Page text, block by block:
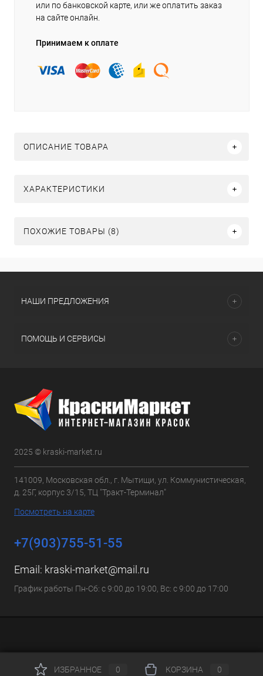
или по банковской карте, или же оплатить заказ
на сайте онлайн.
Принимаем к оплате
ОПИСАНИЕ ТОВАРА
ХАРАКТЕРИСТИКИ
ПОХОЖИЕ ТОВАРЫ (8)
НАШИ ПРЕДЛОЖЕНИЯ
ПОМОЩЬ И СЕРВИСЫ
2025 © kraski-market.ru
141009, Московская обл., г. Мытищи, ул. Коммунистическая,
д. 25Г, корпус 3/15, ТЦ "Тракт-Терминал"
Посмотреть на карте
+7(903)755-51-55
Email: kraski-market@mail.ru
График работы Пн-Сб: с 9:00 до 19:00, Вс: с 9:00 до 17:00
ИЗБРАННОЕ 0 КОРЗИНА 0